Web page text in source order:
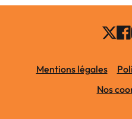
Mentions légales
Nos